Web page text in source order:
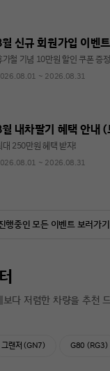
신규 회원가입 이벤트
가철 기념 10만원 할인 쿠폰 증정
~ 2026.08.31
내차팔기 혜택 안내 (
대 250만원 혜택 받자!
~ 2026.08.31
행중인 모든 이벤트 보러가기
다 저렴한 차량을 추천
그랜저 (GN7) G80 (RG3)